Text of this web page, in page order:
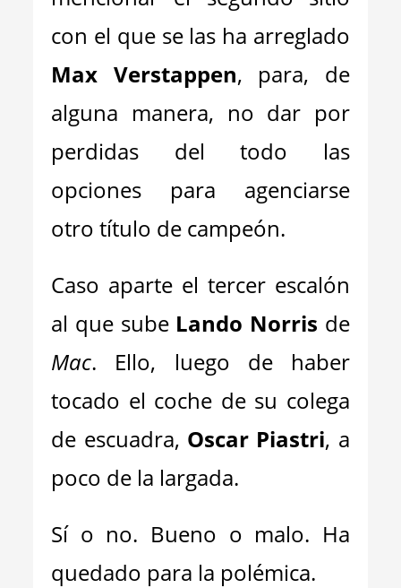
con el que se las ha arreglado
Max Verstappen, para, de
alguna manera, no dar por
perdidas del todo las
opciones para agenciarse
otro título de campeón.
Caso aparte el tercer escalón
al que sube Lando Norris de
Mac. Ello, luego de haber
tocado el coche de su colega
de escuadra, Oscar Piastri, a
poco de la largada.
Sí o no. Bueno o malo. Ha
quedado para la polémica.